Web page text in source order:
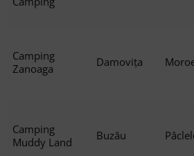
Camping
Zanoaga
Damovița
Camping
Muddy Land
Buzău